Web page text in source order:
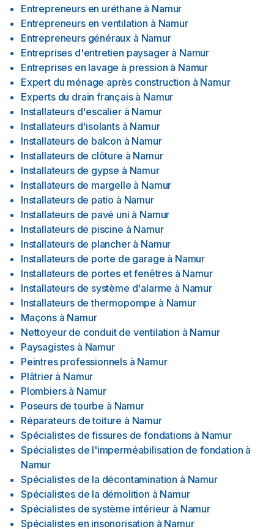
Entrepreneurs en uréthane à Namur
Entrepreneurs en ventilation à Namur
Entrepreneurs généraux à Namur
Entreprises d'entretien paysager à Namur
Entreprises en lavage à pression à Namur
Expert du ménage après construction à Namur
Experts du drain français à Namur
Installateurs d'escalier à Namur
Installateurs d'isolants à Namur
Installateurs de balcon à Namur
Installateurs de clôture à Namur
Installateurs de gypse à Namur
Installateurs de margelle à Namur
Installateurs de patio à Namur
Installateurs de pavé uni à Namur
Installateurs de piscine à Namur
Installateurs de plancher à Namur
Installateurs de porte de garage à Namur
Installateurs de portes et fenêtres à Namur
Installateurs de système d'alarme à Namur
Installateurs de thermopompe à Namur
Maçons à Namur
Nettoyeur de conduit de ventilation à Namur
Paysagistes à Namur
Peintres professionnels à Namur
Plâtrier à Namur
Plombiers à Namur
Poseurs de tourbe à Namur
Réparateurs de toiture à Namur
Spécialistes de fissures de fondations à Namur
Spécialistes de l'imperméabilisation de fondation à
Namur
Spécialistes de la décontamination à Namur
Spécialistes de la démolition à Namur
Spécialistes de système intérieur à Namur
Spécialistes en insonorisation à Namur